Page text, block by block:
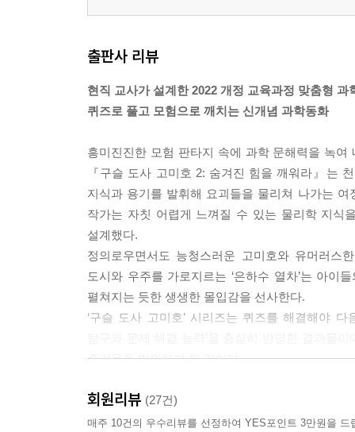
출판사 리뷰
현직 교사가 설계한 2022 개정 교육과정 맞춤형 과
퀴즈로 풀고 모험으로 깨치는 신개념 과학동화
흥미진진한 모험 판타지 속에 과학 문해력을 녹여
『구슬 도사 고미호 2: 숨겨진 힘을 깨워라』는
지식과 용기를 발휘해 요괴들을 물리쳐 나가는
작가는 자칫 어렵게 느껴질 수 있는 물리학 지식
설계했다.
정의로우면서도 능청스러운 고미호와 유머러
도시와 우주를 가로지르는 ‘은하수 열차’는 아
펼쳐지는 듯한 생생한 몰입감을 선사한다.
‘구슬 도사 고미호’ 시리즈는 퀴즈를 해결해야
즐거움을 만끽하게 될 것이다.
지식과 용기로 어둠을 물리치는 고미호의 레벨 업
물리학 퀴즈를 풀며 더욱 강력해진 악을 돌파하라!
회원리뷰 (27건)
매주 10건의 우수리뷰를 선정하여 YES포인트 3만원을 드